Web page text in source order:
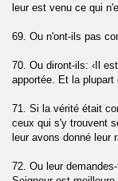
leur est venu ce qui
69. Ou n'ont-ils pas
70. Ou diront-ils: ‹Il
apportée. Et la plupart
71. Si la vérité était
ceux qui s'y trouvent
leur avons donné leur
72. Ou leur
Buruj)
Tariq)